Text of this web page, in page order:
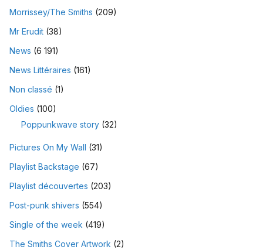
Morrissey/The Smiths (209)
Mr Erudit (38)
News (6 191)
News Littéraires (161)
Non classé (1)
Oldies (100)
Poppunkwave story (32)
Pictures On My Wall (31)
Playlist Backstage (67)
Playlist découvertes (203)
Post-punk shivers (554)
Single of the week (419)
The Smiths Cover Artwork (2)